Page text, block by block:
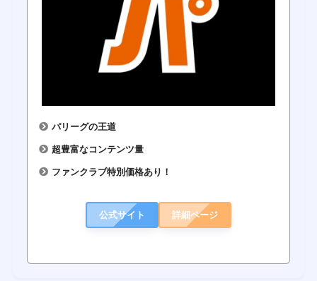
パリーグの王道
超豊富なコンテンツ量
ファンクラブ特別価格あり！
公式サイト 詳細ページ